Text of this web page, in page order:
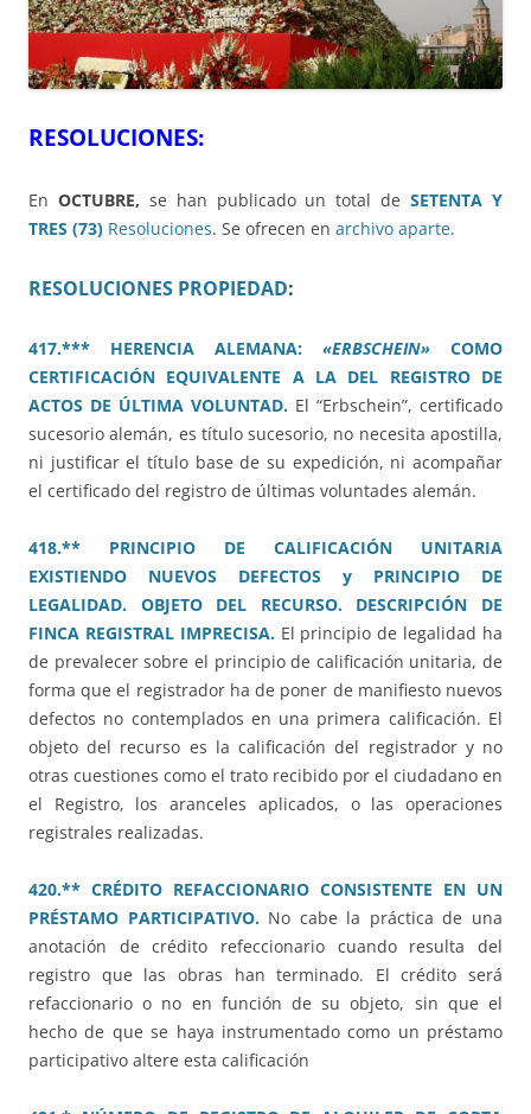
RESOLUCIONES:
En OCTUBRE, se han publicado un total deSETENTA Y
TRES (73) Resoluciones. Se ofrecen en archivo aparte.
RESOLUCIONES PROPIEDAD:
417.*** HERENCIA ALEMANA: «ERBSCHEIN» COMO
CERTIFICACIÓN EQUIVALENTE A LA DEL REGISTRO DE
ACTOS DE ÚLTIMA VOLUNTAD. El “Erbschein”, certificado
sucesorio alemán, es título sucesorio, no necesita apostilla,
ni justificar el título base de su expedición, ni acompañar
el certificado del registro de últimas voluntades alemán.
418.** PRINCIPIO DE CALIFICACIÓN UNITARIA
EXISTIENDO NUEVOS DEFECTOS y PRINCIPIO DE
LEGALIDAD. OBJETO DEL RECURSO. DESCRIPCIÓN DE
FINCA REGISTRAL IMPRECISA.El principio de legalidad ha
de prevalecer sobre el principio de calificación unitaria, de
forma que el registrador ha de poner de manifiesto nuevos
defectos no contemplados en una primera calificación. El
objeto del recurso es la calificación del registrador y no
otras cuestiones como el trato recibido por el ciudadano en
el Registro, los aranceles aplicados, o las operaciones
registrales realizadas.
420.** CRÉDITO REFACCIONARIO CONSISTENTE EN UN
PRÉSTAMO PARTICIPATIVO.No cabe la práctica de una
anotación de crédito refeccionario cuando resulta del
registro que las obras han terminado. El crédito será
refaccionario o no en función de su objeto, sin que el
hecho de que se haya instrumentado como un préstamo
participativo altere esta calificación